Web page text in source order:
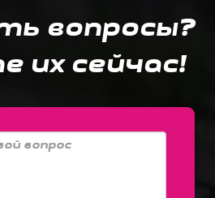
вопросы?
их сейчас!